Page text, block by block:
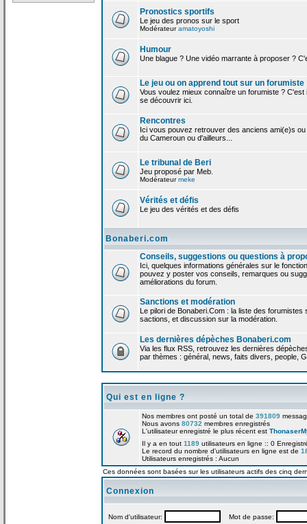
Pronostics sportifs
Le jeu des pronos sur le sport
Modérateuramatoyoshi
Humour
Une blague ? Une vidéo marrante à proposer ?
Le jeu ou on apprend tout sur un forumiste
Vous voulez mieux connaître un forumiste ? C'est
se découvrir ici.
Rencontres
Ici vous pouvez retrouver des anciens ami(e)s
du Cameroun ou d'ailleurs...
Le tribunal de Beri
Jeu proposé par Meb.
Modérateurmeke
Vérités et défis
Le jeu des vérités et des défis
Bonaberi.com
Conseils, suggestions ou questions à
Ici, quelques informations générales sur le
pouvez y poster vos conseils, remarques ou
améliorations du forum.
Sanctions et modération
Le pilori de Bonaberi.Com : la liste des
sactions, et discussion sur la modération.
Les dernières dépèches Bonaberi.com
Via les flux RSS, retrouvez les dernières
par thèmes : général, news, faits divers, people,
Qui est en ligne ?
Nos membres ont posté un total de 391809
Nous avons 80732 membres enregistrés
L'utilisateur enregistré le plus récent est
Il y a en tout 1189 utilisateurs en ligne :: 0
Le record du nombre d'utilisateurs en ligne est de
Utilisateurs enregistrés : Aucun
Ces données sont basées sur les utilisateurs actifs des cinq
Connexion
Nom d'utilisateur: Mot de passe: